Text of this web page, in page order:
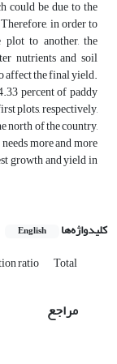
could be due to the
in order to
to another, the
nutrients and soil
affect the final yield.
percent of paddy
plots, respectively,
north of the country,
more and more
growth and yield in
کلیدواژه‌ها English
ratio Total
مراجع